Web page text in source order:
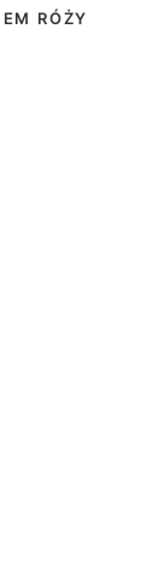
RÓŻY